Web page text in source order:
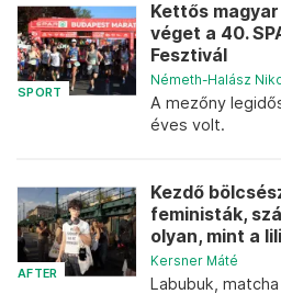
SPORT
Kettős
véget a 40.
Fesztivál
Németh-Halász
A mezőny
éves volt.
AFTER
Kezdő
feministák,
olyan, mint a
Kersner Máté
Labubuk,